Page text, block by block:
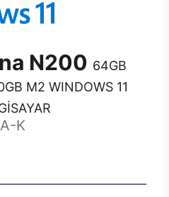
N200 64GB
M2 WINDOWS 11
K